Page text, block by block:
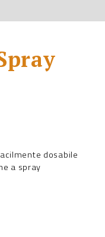
dosabile
a spray